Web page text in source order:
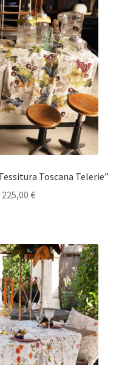
Toscana Telerie”
225,00 €